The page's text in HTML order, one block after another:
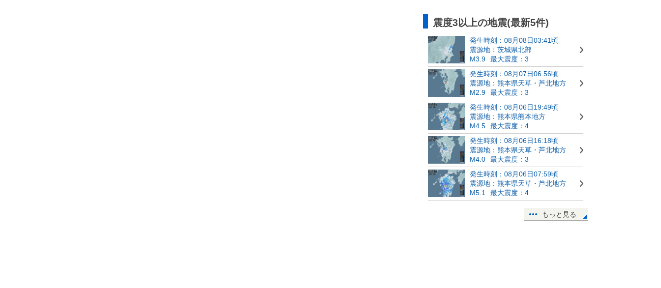
震度3以上の地震(最新5件)
発生時刻：08月08日03:41頃
震源地：茨城県北部
M3.9
最大震度：3
発生時刻：08月07日06:56頃
震源地：熊本県天草・芦北地方
M2.9
最大震度：3
発生時刻：08月06日19:49頃
震源地：熊本県熊本地方
M4.5
最大震度：4
発生時刻：08月06日16:18頃
震源地：熊本県天草・芦北地方
M4.0
最大震度：3
発生時刻：08月06日07:59頃
震源地：熊本県天草・芦北地方
M5.1
最大震度：4
もっと見る